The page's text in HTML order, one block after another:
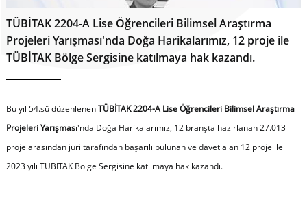
TÜBİTAK 2204-A Lise Öğrencileri Bilimsel Araştırma
Projeleri Yarışması'nda Doğa Harikalarımız, 12 proje ile
TÜBİTAK Bölge Sergisine katılmaya hak kazandı.
Bu yıl 54.sü düzenlenenTÜBİTAK 2204-A Lise Öğrencileri Bilimsel Araştırma
Projeleri Yarışması'nda Doğa Harikalarımız, 12 branşta hazırlanan 27.013
proje arasından jüri tarafından başarılı bulunan ve davet alan 12 proje ile
2023 yılı TÜBİTAK Bölge Sergisine katılmaya hak kazandı.